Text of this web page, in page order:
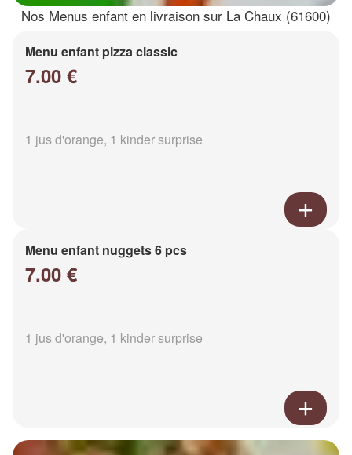
Nos Menus enfant en livraison sur La Chaux (61600)
Menu enfant pizza classic
7.00 €
1 jus d'orange, 1 kinder surprise
Menu enfant nuggets 6 pcs
7.00 €
1 jus d'orange, 1 kinder surprise